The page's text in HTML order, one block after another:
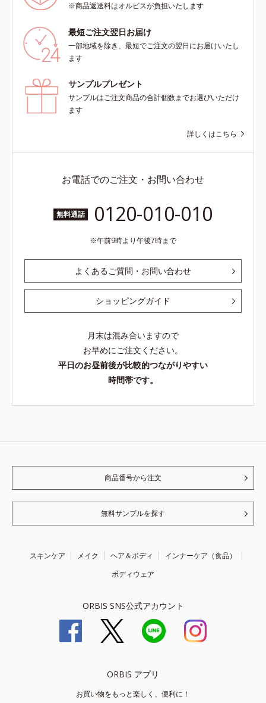
※商品返送料はオルビスが負担いたします
最短ご注文翌日お届け
一部地域を除き、最短でご注文の翌日にお届けいたし
ます
サンプルプレゼント
サンプルはご注文商品の合計個数までお選びいただけ
ます
詳しくはこちら
お電話でのご注文・お問い合わせ
無料通話 0120-010-010
午前9時より午後7時まで
よくあるご質問・お問い合わせ
ショッピングガイド
月末は混み合いますので
お早めにご注文ください。
平日のお昼前後が比較的つながりやすい
時間帯です。
商品番号から注文
無料サンプルを探す
スキンケア メイク ヘア＆ボディ
インナーケア（食品）
ボディウェア
ORBIS SNS公式アカウント
ORBIS アプリ
お買い物をもっと楽しく、便利に！